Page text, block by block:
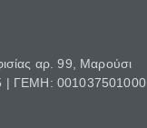
αρ. 99, Μαρούσι
ΓΕΜΗ: 001037501000